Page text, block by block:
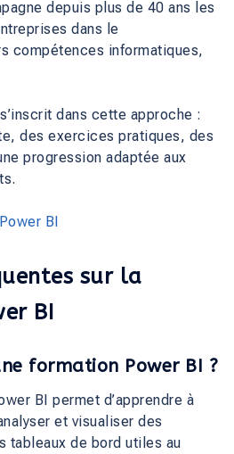
depuis plus de 40 ans les
dans le
compétences informatiques,
dans cette approche :
des exercices pratiques, des
progression adaptée aux
BI
sur la
BI
formation Power BI ?
BI permet d’apprendre à
et visualiser des
tableaux de bord utiles au